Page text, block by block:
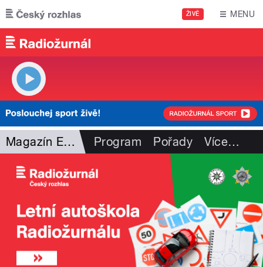
Přejít k hlavnímu obsahu
ŽIVĚ MENU
Magazín Experiment Program Pořady Více…